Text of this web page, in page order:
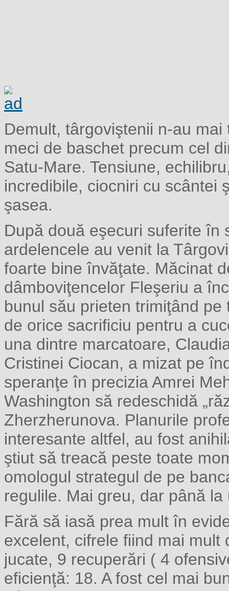
Demult, târgoviştenii n-au
meci de baschet precum cel
Satu-Mare. Tensiune,
incredibile, ciocniri cu scântei
şasea.
După două eşecuri suferite în
ardelencele au venit la
foarte bine învăţate. Măcinat
dâmboviţencelor Fleşeriu a
bunul său prieten trimiţând
de orice sacrificiu pentru a
una dintre marcatoare,
Cristinei Ciocan, a mizat pe
speranţe în precizia Amrei
Washington să redeschidă
Zherzherunova. Planurile
interesante altfel, au fost
ştiut să treacă peste toate
omologul strategul de pe
regulile. Mai greu, dar până
Fără să iasă prea mult în
excelent, cifrele fiind mai
jucate, 9 recuperări ( 4
eficienţă: 18. A fost cel mai